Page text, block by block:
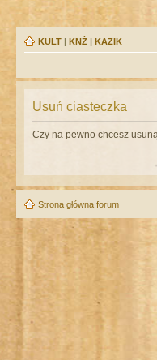
KULT | KNŻ | KAZIK
Usuń ciasteczka
Czy na pewno chcesz
Strona główna forum